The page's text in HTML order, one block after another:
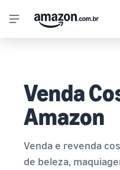
Venda
Amazon
Venda e revenda
de beleza,